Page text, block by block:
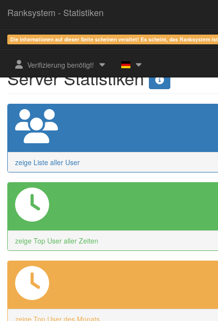
Ranksystem - Statistiken
Die Informationen auf dieser Seite scheinen veraltet! Es scheint, das Ranksystem
Verifizierung benötigt!
Server Statistiken
zeige Liste aller User
zeige Top User aller Zeiten